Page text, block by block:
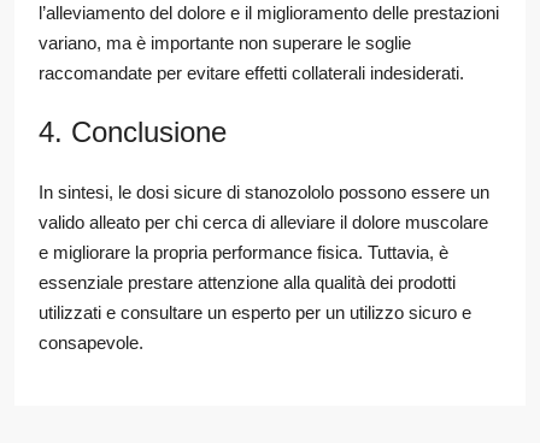
l’alleviamento del dolore e il miglioramento delle prestazioni
variano, ma è importante non superare le soglie
raccomandate per evitare effetti collaterali indesiderati.
4. Conclusione
In sintesi, le dosi sicure di stanozololo possono essere un
valido alleato per chi cerca di alleviare il dolore muscolare
e migliorare la propria performance fisica. Tuttavia, è
essenziale prestare attenzione alla qualità dei prodotti
utilizzati e consultare un esperto per un utilizzo sicuro e
consapevole.